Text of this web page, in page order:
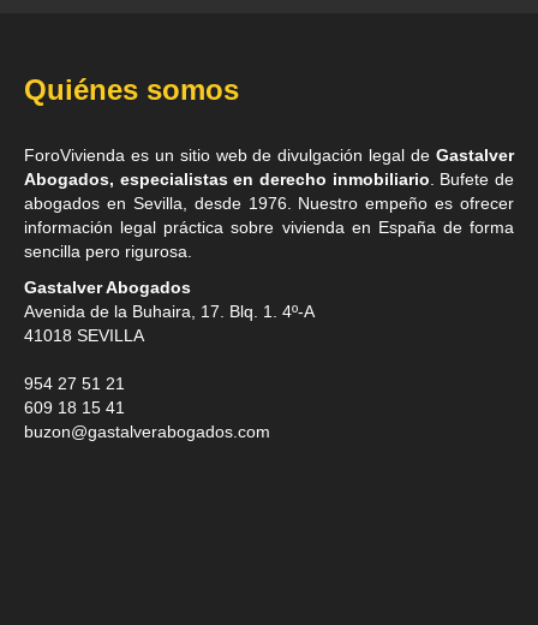
Quiénes somos
ForoVivienda es un sitio web de divulgación legal de Gastalver
Abogados, especialistas en derecho inmobiliario . Bufete de
abogados en Sevilla , desde 1976. Nuestro empeño es ofrecer
información legal práctica sobre vivienda en España de forma
sencilla pero rigurosa.
Gastalver Abogados
Avenida de la Buhaira, 17. Blq. 1. 4º-A
41018 SEVILLA
954 27 51 21
609 18 15 41
buzon@gastalverabogados.com